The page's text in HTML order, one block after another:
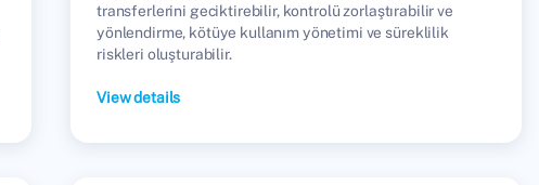
transferlerini geciktirebilir, kontrolü zorlaştırabilir ve
yönlendirme, kötüye kullanım yönetimi ve süreklilik
riskleri oluşturabilir.
View details